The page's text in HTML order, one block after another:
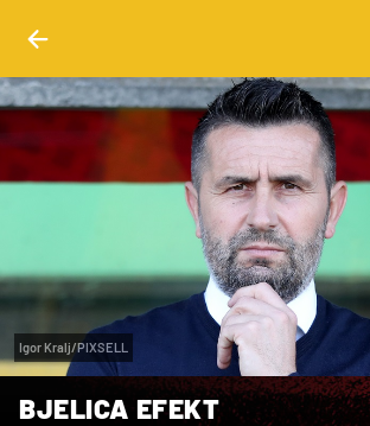
Igor Kralj/PIXSELL
BJELICA EFEKT